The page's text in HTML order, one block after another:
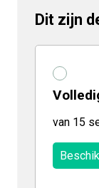
Dit zijn
van 15